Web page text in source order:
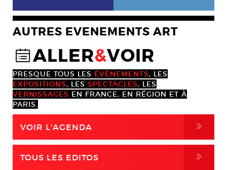
AUTRES EVENEMENTS ART
@ALLER&VOIR
PRESQUE TOUS LES ÉVÈNEMENTS, LES
EXPOSITIONS, LES SPECTACLES, LES
VERNISSAGES EN FRANCE, EN RÉGION ET À
PARIS.
VOIR L'AGENDA ,
TOUS LES EDITOS ,